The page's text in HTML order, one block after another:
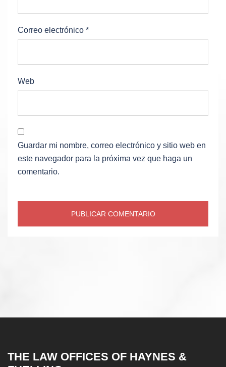
Correo electrónico *
Web
Guardar mi nombre, correo electrónico y sitio web en
este navegador para la próxima vez que haga un
comentario.
THE LAW OFFICES OF HAYNES &